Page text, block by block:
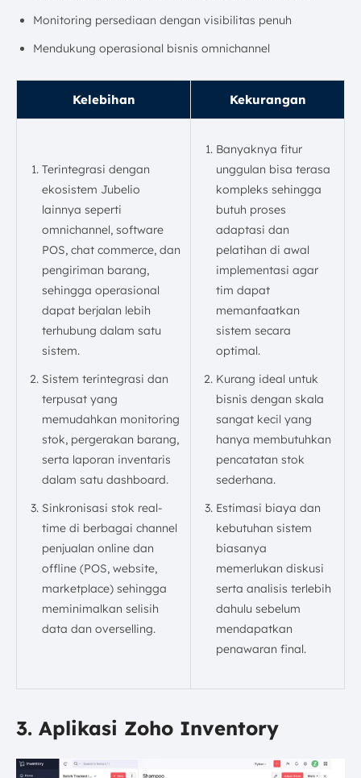
Monitoring persediaan dengan visibilitas penuh
Mendukung operasional bisnis omnichannel
Kelebihan Kekurangan
Terintegrasi dengan
ekosistem Jubelio
lainnya seperti
omnichannel, software
POS, chat commerce, dan
pengiriman barang,
sehingga operasional
dapat berjalan lebih
terhubung dalam satu
sistem.
Sistem terintegrasi dan
terpusat yang
memudahkan monitoring
stok, pergerakan barang,
serta laporan inventaris
dalam satu dashboard.
Sinkronisasi stok real-
time di berbagai channel
penjualan online dan
offline (POS, website,
marketplace) sehingga
meminimalkan selisih
data dan overselling.
Banyaknya fitur
unggulan bisa terasa
kompleks sehingga
butuh proses
adaptasi dan
pelatihan di awal
implementasi agar
tim dapat
memanfaatkan
sistem secara
optimal.
Kurang ideal untuk
bisnis dengan skala
sangat kecil yang
hanya membutuhkan
pencatatan stok
sederhana.
Estimasi biaya dan
kebutuhan sistem
biasanya
memerlukan diskusi
serta analisis terlebih
dahulu sebelum
mendapatkan
penawaran final.
3. Aplikasi Zoho Inventory